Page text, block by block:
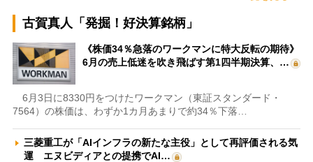
古賀真人「発掘！好決算銘柄」
《株価34％急落のワークマンに特大反転の期待》
6月の売上低迷を吹き飛ばす第1四半期決算、…
6月3日に8330円をつけたワークマン（東証スタンダード・
7564）の株価は、わずか1カ月あまりで約34％下落…
三菱重工が「AIインフラの新たな主役」として再評価される気
運 エヌビディアとの提携でAI…